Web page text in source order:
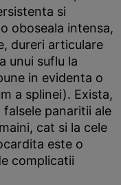
si
oboseala intensa,
dureri articulare
unui suflu la
in evidenta o
a splinei). Exista,
panaritii ale
cat si la cele
este o
complicatii